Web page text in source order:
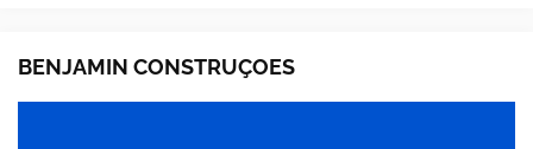
BENJAMIN CONSTRUÇOES